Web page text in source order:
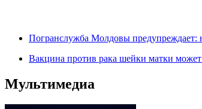
Погранслужба Молдовы
Вакцина против рака шейки матки может
Мультимедиа